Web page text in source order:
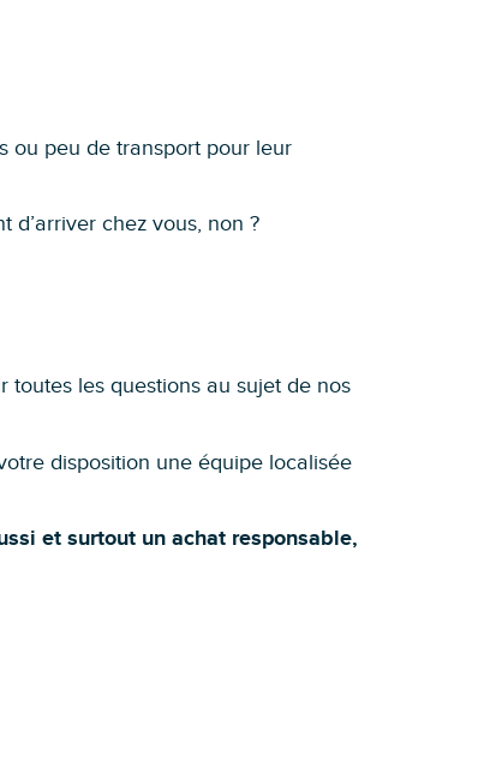
ou peu de transport pour leur
d’arriver chez vous, non ?
toutes les questions au sujet de nos
disposition une équipe localisée
et surtout un achat responsable,